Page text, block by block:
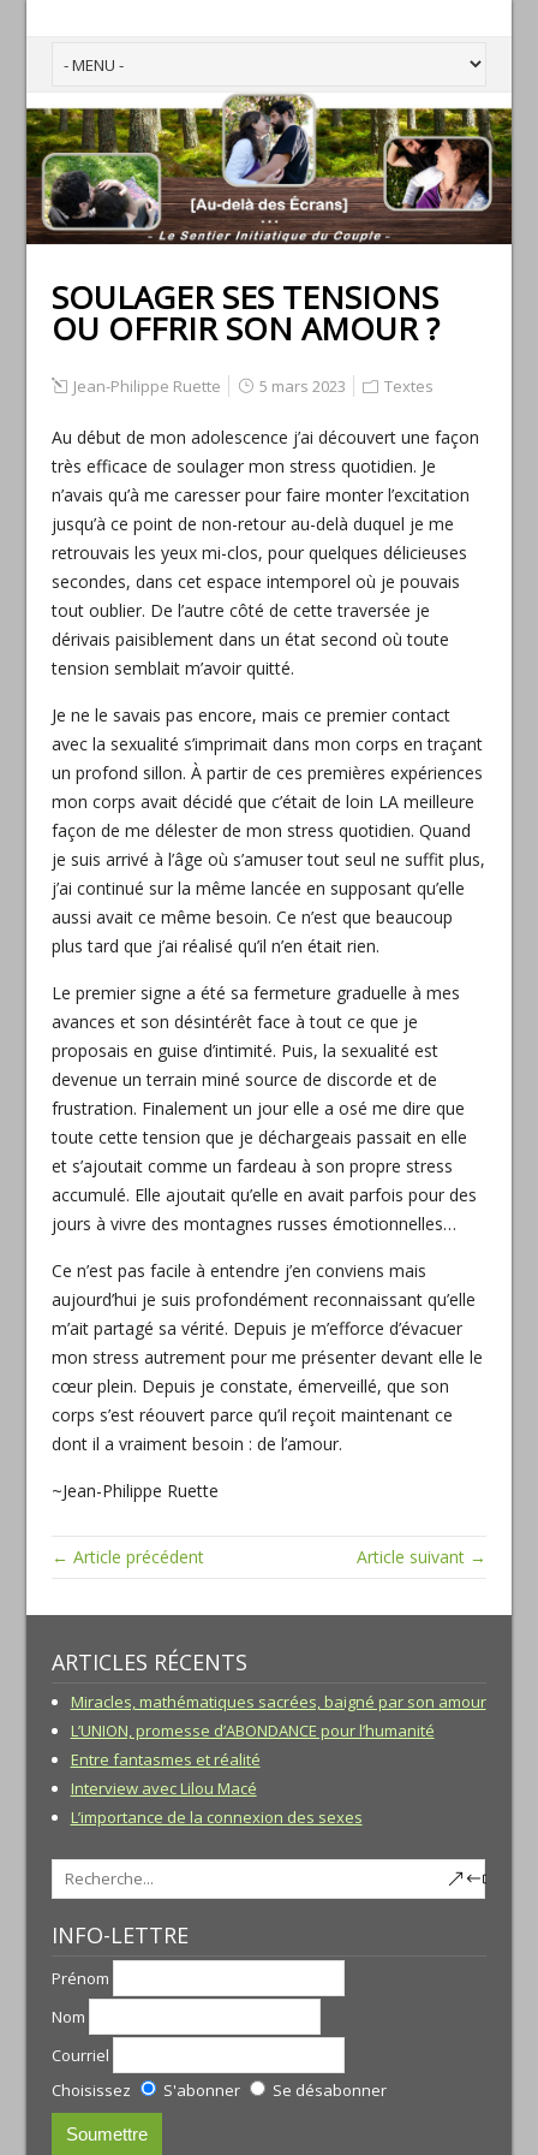
SOULAGER SES TENSIONS
OU OFFRIR SON AMOUR ?
Jean-Philippe Ruette 5 mars 2023 Textes
Au début de mon adolescence j’ai découvert une façon
très efficace de soulager mon stress quotidien. Je
n’avais qu’à me caresser pour faire monter l’excitation
jusqu’à ce point de non-retour au-delà duquel je me
retrouvais les yeux mi-clos, pour quelques délicieuses
secondes, dans cet espace intemporel où je pouvais
tout oublier. De l’autre côté de cette traversée je
dérivais paisiblement dans un état second où toute
tension semblait m’avoir quitté.
Je ne le savais pas encore, mais ce premier contact
avec la sexualité s’imprimait dans mon corps en traçant
un profond sillon. À partir de ces premières expériences
mon corps avait décidé que c’était de loin LA meilleure
façon de me délester de mon stress quotidien. Quand
je suis arrivé à l’âge où s’amuser tout seul ne suffit plus,
j’ai continué sur la même lancée en supposant qu’elle
aussi avait ce même besoin. Ce n’est que beaucoup
plus tard que j’ai réalisé qu’il n’en était rien.
Le premier signe a été sa fermeture graduelle à mes
avances et son désintérêt face à tout ce que je
proposais en guise d’intimité. Puis, la sexualité est
devenue un terrain miné source de discorde et de
frustration. Finalement un jour elle a osé me dire que
toute cette tension que je déchargeais passait en elle
et s’ajoutait comme un fardeau à son propre stress
accumulé. Elle ajoutait qu’elle en avait parfois pour des
jours à vivre des montagnes russes émotionnelles…
Ce n’est pas facile à entendre j’en conviens mais
aujourd’hui je suis profondément reconnaissant qu’elle
m’ait partagé sa vérité. Depuis je m’efforce d’évacuer
mon stress autrement pour me présenter devant elle le
cœur plein. Depuis je constate, émerveillé, que son
corps s’est réouvert parce qu’il reçoit maintenant ce
dont il a vraiment besoin : de l’amour.
~Jean-Philippe Ruette
← Article précédent Article suivant →
ARTICLES RÉCENTS
Miracles, mathématiques sacrées, baigné par son amour
L’UNION, promesse d’ABONDANCE pour l’humanité
Entre fantasmes et réalité
Interview avec Lilou Macé
L’importance de la connexion des sexes
INFO-LETTRE
Prénom
Nom
Courriel
Choisissez
S'abonner Se désabonner